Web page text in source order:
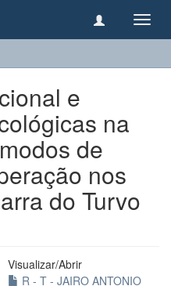
e
na
de
nos
do Turvo
Visualizar/Abrir
R - T - JAIRO ANTONIO